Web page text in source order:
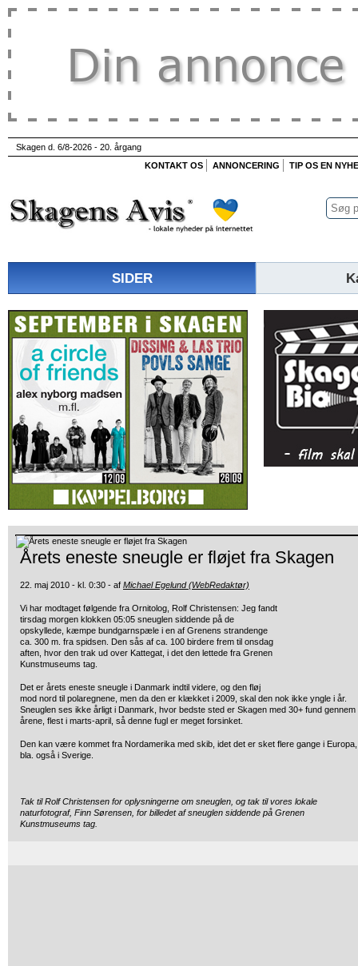
Skagen d. 6/8-2026 - 20. årgang
KONTAKT OS
ANNONCERING TIP OS EN
SIDER
Årets eneste sneugle er fløjet fra Skagen
22. maj 2010 - kl. 0:30 - af Michael Egelund (WebRedaktør)
Vi har modtaget følgende fra Ornitolog, Rolf Christensen: Jeg fandt
tirsdag morgen klokken 05:05 sneuglen siddende på de
opskyllede, kæmpe bundgarnspæle i en af Grenens strandenge
ca. 300 m. fra spidsen. Den sås af ca. 100 birdere frem til onsdag
aften, hvor den trak ud over Kattegat, i det den lettede fra Grenen
Kunstmuseums tag.
Det er årets eneste sneugle i Danmark indtil videre, og den fløj
mod nord til polaregnene, men da den er klækket i 2009, skal den nok ikke yngle i år.
Sneuglen ses ikke årligt i Danmark, hvor bedste sted er Skagen med 30+ fund gennem
årene, flest i marts-april, så denne fugl er meget forsinket.
Den kan være kommet fra Nordamerika med skib, idet det er sket flere gange i Europa,
bla. også i Sverige.
Tak til Rolf Christensen for oplysningerne om sneuglen, og tak til vores lokale
naturfotograf, Finn Sørensen, for billedet af sneuglen siddende på Grenen
Kunstmuseums tag.